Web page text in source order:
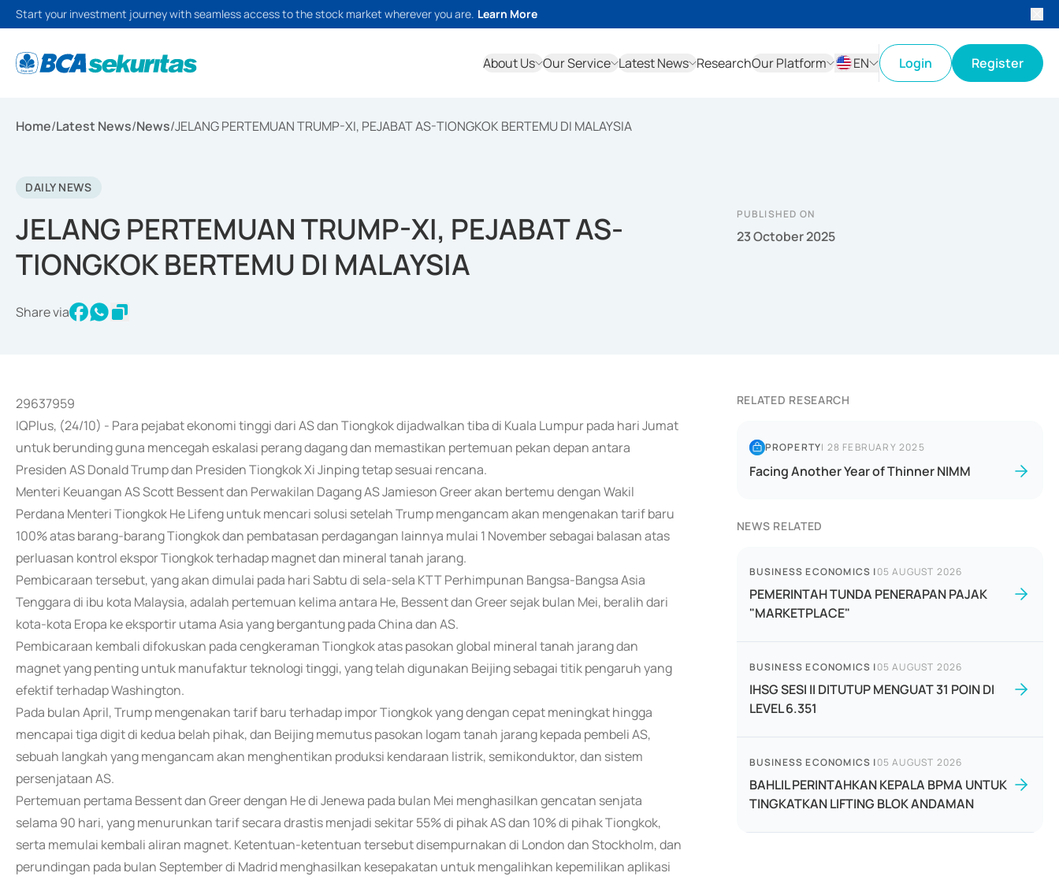
Start your investment journey with seamless access to the stock market wherever you are. Learn More
About Us Our Service Latest News ResearchOur Platform
EN
Login Register
Home/Latest News/News/JELANG PERTEMUAN TRUMP-XI, PEJABAT AS-TIONGKOK BERTEMU DI MALAYSIA
DAILY NEWS
JELANG PERTEMUAN TRUMP-XI, PEJABAT AS-
TIONGKOK BERTEMU DI MALAYSIA
Share via
PUBLISHED ON
23 October 2025
29637959
IQPlus, (24/10) - Para pejabat ekonomi tinggi dari AS dan Tiongkok dijadwalkan tiba di Kuala Lumpur pada hari Jumat
untuk berunding guna mencegah eskalasi perang dagang dan memastikan pertemuan pekan depan antara
Presiden AS Donald Trump dan Presiden Tiongkok Xi Jinping tetap sesuai rencana.
Menteri Keuangan AS Scott Bessent dan Perwakilan Dagang AS Jamieson Greer akan bertemu dengan Wakil
Perdana Menteri Tiongkok He Lifeng untuk mencari solusi setelah Trump mengancam akan mengenakan tarif baru
100% atas barang-barang Tiongkok dan pembatasan perdagangan lainnya mulai 1 November sebagai balasan atas
perluasan kontrol ekspor Tiongkok terhadap magnet dan mineral tanah jarang.
Pembicaraan tersebut, yang akan dimulai pada hari Sabtu di sela-sela KTT Perhimpunan Bangsa-Bangsa Asia
Tenggara di ibu kota Malaysia, adalah pertemuan kelima antara He, Bessent dan Greer sejak bulan Mei, beralih dari
kota-kota Eropa ke eksportir utama Asia yang bergantung pada China dan AS.
Pembicaraan kembali difokuskan pada cengkeraman Tiongkok atas pasokan global mineral tanah jarang dan
magnet yang penting untuk manufaktur teknologi tinggi, yang telah digunakan Beijing sebagai titik pengaruh yang
efektif terhadap Washington.
Pada bulan April, Trump mengenakan tarif baru terhadap impor Tiongkok yang dengan cepat meningkat hingga
mencapai tiga digit di kedua belah pihak, dan Beijing memutus pasokan logam tanah jarang kepada pembeli AS,
sebuah langkah yang mengancam akan menghentikan produksi kendaraan listrik, semikonduktor, dan sistem
persenjataan AS.
Pertemuan pertama Bessent dan Greer dengan He di Jenewa pada bulan Mei menghasilkan gencatan senjata
selama 90 hari, yang menurunkan tarif secara drastis menjadi sekitar 55% di pihak AS dan 10% di pihak Tiongkok,
serta memulai kembali aliran magnet. Ketentuan-ketentuan tersebut disempurnakan di London dan Stockholm, dan
perundingan pada bulan September di Madrid menghasilkan kesepakatan untuk mengalihkan kepemilikan aplikasi
RELATED RESEARCH
PROPERTY| 28 FEBRUARY 2025
Facing Another Year of Thinner NIMM
NEWS RELATED
BUSINESS ECONOMICS |05 AUGUST 2026
PEMERINTAH TUNDA PENERAPAN PAJAK
"MARKETPLACE"
BUSINESS ECONOMICS |05 AUGUST 2026
IHSG SESI II DITUTUP MENGUAT 31 POIN DI
LEVEL 6.351
BUSINESS ECONOMICS |05 AUGUST 2026
BAHLIL PERINTAHKAN KEPALA BPMA UNTUK
TINGKATKAN LIFTING BLOK ANDAMAN